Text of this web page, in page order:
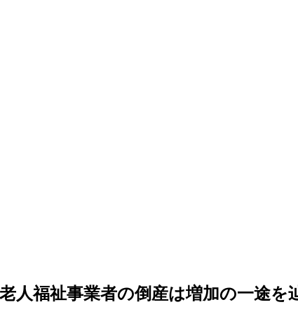
人福祉事業者の倒産は増加の一途を